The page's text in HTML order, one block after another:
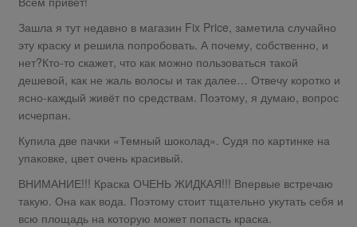
Зашла я тут недавно в магазин Fix Price, заметила случайно
эту краску и решила попробовать. А почему, собственно, и
нет?Кто-то скажет, что как можно пользоваться такой
дешевой, как не жаль волосы и так далее… Отвечу коротко и
ясно-каждый живёт по средствам. Поэтому, я думаю, вопрос
исчерпан.
Купила две пачки «Темный шоколад». Судя по картинке на
упаковке, цвет очень красивый.
ВНИМАНИЕ!!! Краска ОЧЕНЬ ЖИДКАЯ!!! Впервые встречаю
такую. Она как вода. Поэтому стоит тщательно укутать себя и
всю площадь на которую может попасть краска.